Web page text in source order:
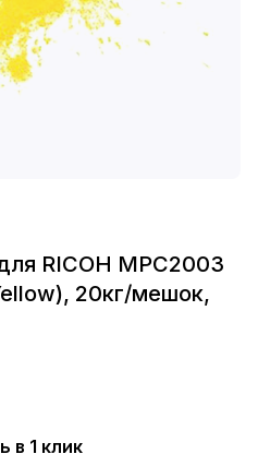
RICOH MPC2003
20кг/мешок,
в 1 клик